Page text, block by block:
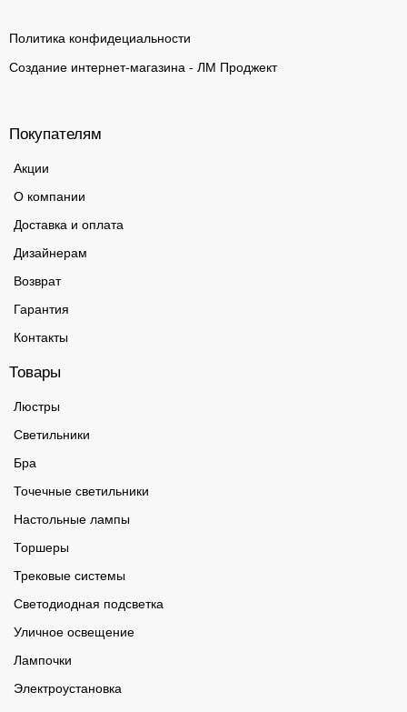
Политика конфидециальности
Создание интернет-магазина - ЛМ Проджект
Покупателям
Акции
О компании
Доставка и оплата
Дизайнерам
Возврат
Гарантия
Контакты
Товары
Люстры
Светильники
Бра
Точечные светильники
Настольные лампы
Торшеры
Трековые системы
Светодиодная подсветка
Уличное освещение
Лампочки
Электроустановка